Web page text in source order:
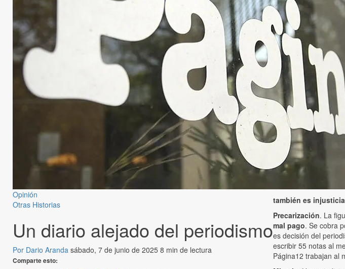
Opinión
Otras Historias
Un diario alejado del periodismo
Por Dario Aranda sábado, 7 de junio de 2025 8 min de lectura
Comparte esto:
también es
Precarización. La
mal pago. Se cobra
es decisión del
escribir 55 notas al
Página12 trabajan al